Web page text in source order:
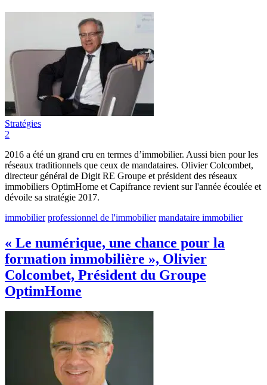
Stratégies
2
2016 a été un grand cru en termes d’immobilier. Aussi bien pour les
réseaux traditionnels que ceux de mandataires. Olivier Colcombet,
directeur général de Digit RE Groupe et président des réseaux
immobiliers OptimHome et Capifrance revient sur l'année écoulée et
dévoile sa stratégie 2017.
immobilier professionnel de l'immobilier mandataire immobilier
« Le numérique, une chance pour la
formation immobilière », Olivier
Colcombet, Président du Groupe
OptimHome